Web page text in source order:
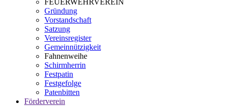
FEUERWEHRVEREIN
Gründung
Vorstandschaft
Satzung
Vereinsregister
Gemeinnützigkeit
Fahnenweihe
Schirmherrin
Festpatin
Festgefolge
Patenbitten
Förderverein